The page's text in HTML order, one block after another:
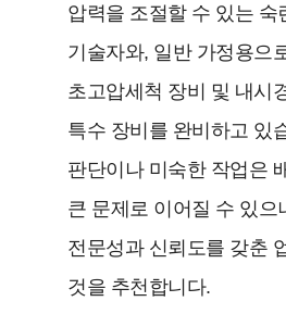
압력을 조절할 수 있는 숙
기술자와, 일반 가정용으
초고압세척 장비 및 내시
특수 장비를 완비하고 있
판단이나 미숙한 작업은
큰 문제로 이어질 수 있으
전문성과 신뢰도를 갖춘
것을 추천합니다.